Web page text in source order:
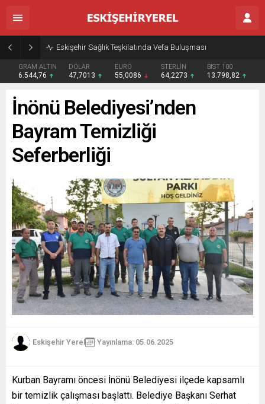
Eskişehir Sağlık Teşkilatında Vefa Buluşması
GRAM ALTIN
6.544,76
DOLAR
47,7013
EURO
55,0086
STERLİN
64,2273
BIST 100
13.798,82
İnönü Belediyesi’nden
Bayram Temizliği
Seferberliği
Eskişehir Yerel Yayınlama: 05.06.2025
Kurban Bayramı öncesi İnönü Belediyesi ilçede kapsamlı
bir temizlik çalışması başlattı. Belediye Başkanı Serhat